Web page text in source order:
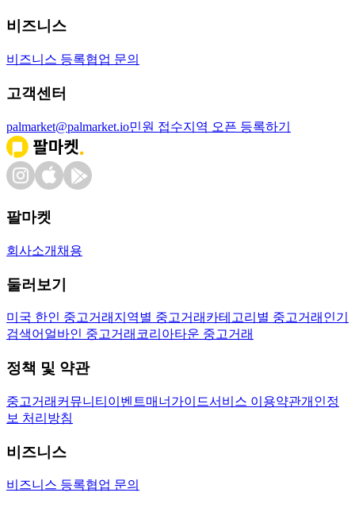
비즈니스
비즈니스 등록협업 문의
고객센터
palmarket@palmarket.io민원 접수지역 오픈 등록하기
팔마켓
회사소개 채용
둘러보기
미국 한인 중고거래 지역별 중고거래 카테고리별 중고거래 인기
검색어 얼바인 중고거래 코리아타운 중고거래
정책 및 약관
중고거래 커뮤니티 이벤트매너가이드서비스 이용약관개인정
보 처리방침
비즈니스
비즈니스 등록협업 문의